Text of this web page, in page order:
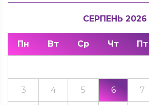
СЕРПЕНЬ 2026
Пн Вт Ср Чт Пт
3 4 5 6 7